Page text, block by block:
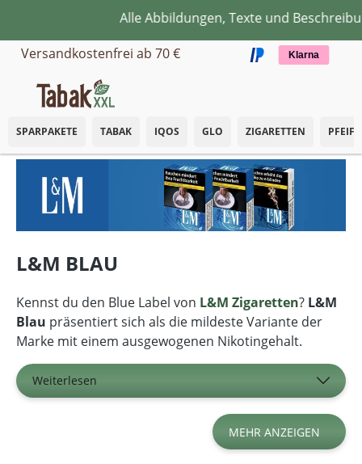
Zum Hauptinhalt springenAlle Abbildungen, Texte und
Versandkostenfrei ab 70 €
Klarna
SPARPAKETE TABAK IQOS GLO ZIGARETTEN
L&M BLAU
Kennst du den Blue Label von L&M Zigaretten? L&M
Blau präsentiert sich als die mildeste Variante der
Marke mit einem ausgewogenen Nikotingehalt.
Weiterlesen
MEHR ANZEIGEN